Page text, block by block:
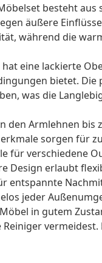
besteht
äußere
während die
eine lackierte
bietet.
was die
den Armlehnen
sorgen für
für verschiedene
Design erlaubt
entspannte
jeder
in gutem